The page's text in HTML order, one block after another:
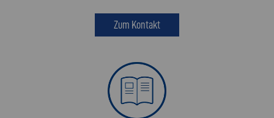
Zum Kontakt